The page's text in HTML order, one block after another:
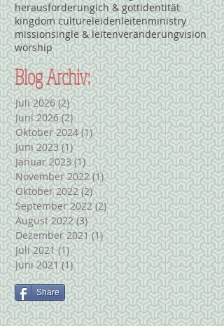
herausforderungich & gottidentität
kingdom cultureleidenleitenministry
missionsingle & leitenveränderungvision
worship
Blog Archiv:
Juli 2026 (2)2 Beiträge
Juni 2026 (2)2 Beiträge
Oktober 2024 (1)1 Beitrag
Juni 2023 (1)1 Beitrag
Januar 2023 (1)1 Beitrag
November 2022 (1)1 Beitrag
Oktober 2022 (2)2 Beiträge
September 2022 (2)2 Beiträge
August 2022 (3)3 Beiträge
Dezember 2021 (1)1 Beitrag
Juli 2021 (1)1 Beitrag
Juni 2021 (1)1 Beitrag
Share